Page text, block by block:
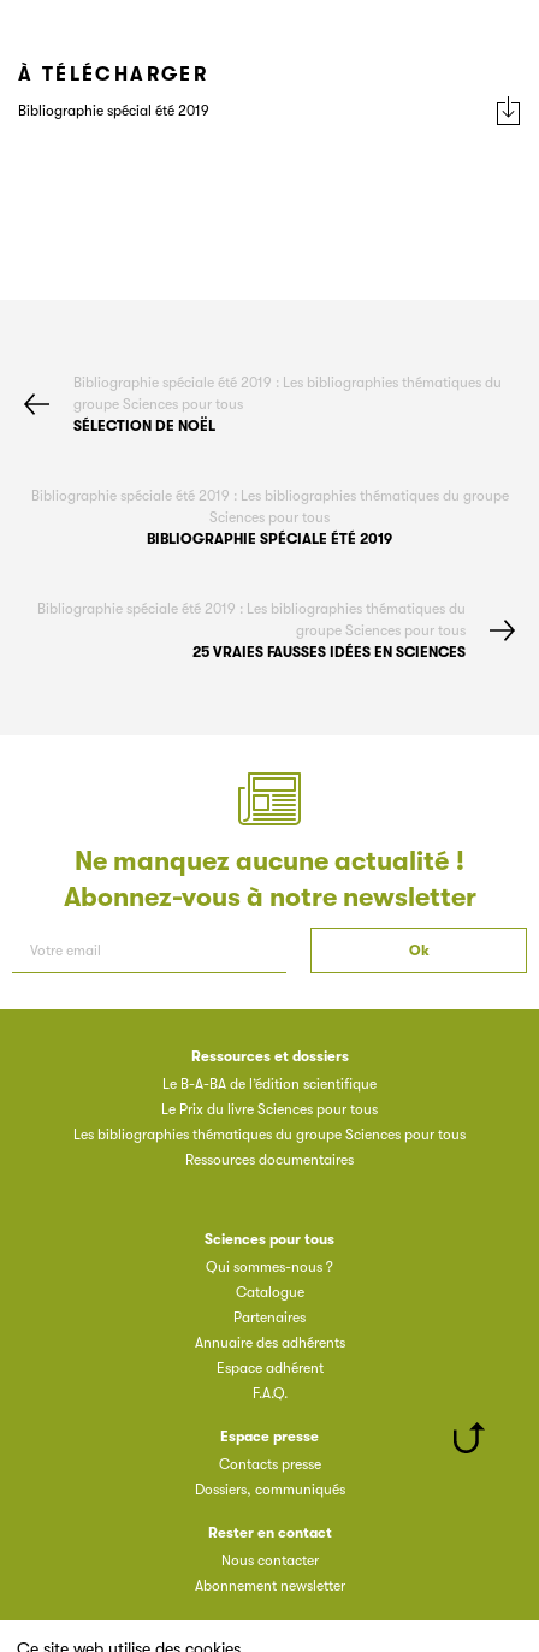
À TÉLÉCHARGER
Bibliographie spécial été 2019
Bibliographie spéciale été 2019 : Les bibliographies thématiques du
groupe Sciences pour tous
SÉLECTION DE NOËL
Bibliographie spéciale été 2019 : Les bibliographies thématiques du groupe
Sciences pour tous
BIBLIOGRAPHIE SPÉCIALE ÉTÉ 2019
Bibliographie spéciale été 2019 : Les bibliographies thématiques du
groupe Sciences pour tous
25 VRAIES FAUSSES IDÉES EN SCIENCES
Ne manquez aucune actualité !
Abonnez-vous à notre newsletter
Ressources et dossiers
Le B-A-BA de l’édition scientifique
Le Prix du livre Sciences pour tous
Les bibliographies thématiques du groupe Sciences pour tous
Ressources documentaires
Sciences pour tous
Qui sommes-nous ?
Catalogue
Partenaires
Annuaire des adhérents
Espace adhérent
F.A.Q.
Espace presse
Contacts presse
Dossiers, communiqués
Rester en contact
Nous contacter
Abonnement newsletter